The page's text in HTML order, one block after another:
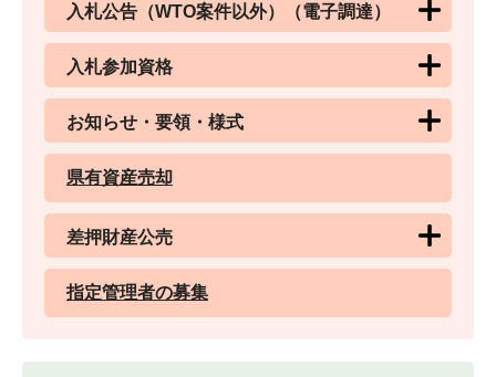
入札公告（WTO案件以外）（電子調達）
入札参加資格
お知らせ・要領・様式
県有資産売却
差押財産公売
指定管理者の募集